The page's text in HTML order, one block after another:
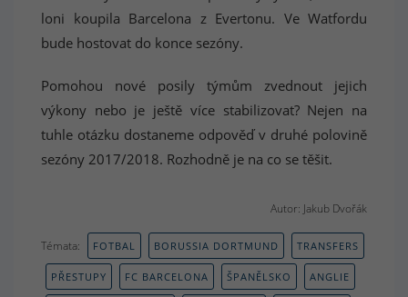
loni koupila Barcelona z Evertonu. Ve Watfordu
bude hostovat do konce sezóny.
Pomohou nové posily týmům zvednout jejich
výkony nebo je ještě více stabilizovat? Nejen na
tuhle otázku dostaneme odpověď v druhé polovině
sezóny 2017/2018. Rozhodně je na co se těšit.
Autor: Jakub Dvořák
Témata: FOTBAL BORUSSIA DORTMUND TRANSFERS
PŘESTUPY FC BARCELONA ŠPANĚLSKO ANGLIE